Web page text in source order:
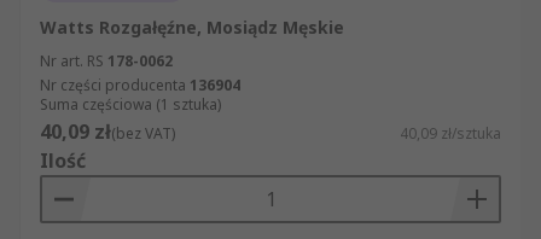
Watts Rozgałęźne, Mosiądz Męskie
Nr art. RS 178-0062
Nr części producenta 136904
Suma częściowa (1 sztuka)
40,09 zł(bez VAT) 40,09 zł/sztuka
Ilość